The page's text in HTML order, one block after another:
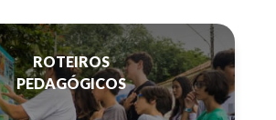
ROTEIROS
PEDAGÓGICOS